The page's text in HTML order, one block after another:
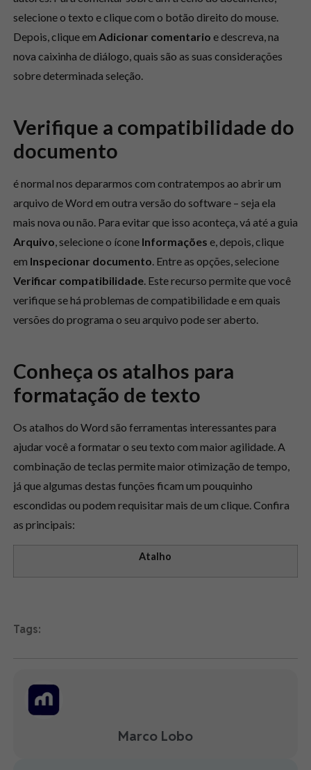
selecione o texto e clique com o botão direito do mouse.
Depois, clique em Adicionar comentario e descreva, na
nova caixinha de diálogo, quais são as suas considerações
sobre determinada seleção.
Verifique a compatibilidade do
documento
é normal nos depararmos com contratempos ao abrir um
arquivo de Word em outra versão do software – seja ela
mais nova ou não. Para evitar que isso aconteça, vá até a guia
Arquivo, selecione o ícone Informações e, depois, clique
em Inspecionar documento. Entre as opções, selecione
Verificar compatibilidade. Este recurso permite que você
verifique se há problemas de compatibilidade e em quais
versões do programa o seu arquivo pode ser aberto.
Conheça os atalhos para
formatação de texto
Os atalhos do Word são ferramentas interessantes para
ajudar você a formatar o seu texto com maior agilidade. A
combinação de teclas permite maior otimização de tempo,
já que algumas destas funções ficam um pouquinho
escondidas ou podem requisitar mais de um clique. Confira
as principais:
Atalho
Tags:
Marco Lobo